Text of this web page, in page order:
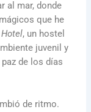
al mar, donde
que he
, un hostel
juvenil y
de los días
de ritmo.